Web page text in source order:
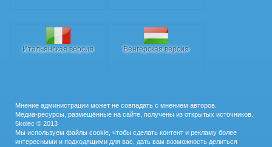
Итальянская версия Венгерская версия
Мнение администрации может не совпадать с мнением авторов.
Медиа-ресурсы, размещённые на сайте, получены из открытых источников.
5kolec © 2013
Мы используем файлы cookie, чтобы сделать контент и рекламу более
интересными и подходящими для вас, дать вам возможность делиться